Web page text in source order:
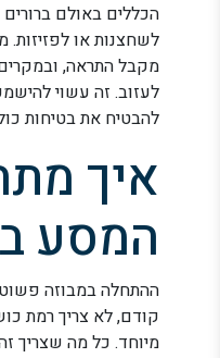
הכללים באולם
לשחצנות או
מקבל התראה,
לעזוב. זה עשוי
להבטיח את בטיחות
איך
המסע
ההתחלה במבוזה
קודם, לא צריך רמת
מיוחד. כל מה שצריך